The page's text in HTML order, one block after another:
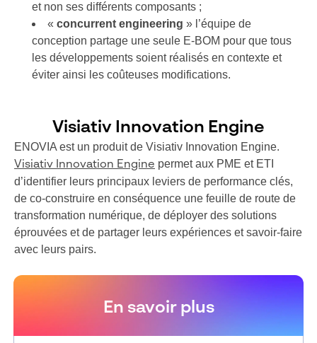
et non ses différents composants ;
« concurrent engineering » l’équipe de
conception partage une seule E-BOM pour que tous
les développements soient réalisés en contexte et
éviter ainsi les coûteuses modifications.
Visiativ Innovation Engine
ENOVIA est un produit de Visiativ Innovation Engine.
Visiativ Innovation Engine permet aux PME et ETI
d’identifier leurs principaux leviers de performance clés,
de co-construire en conséquence une feuille de route de
transformation numérique, de déployer des solutions
éprouvées et de partager leurs expériences et savoir-faire
avec leurs pairs.
En savoir plus